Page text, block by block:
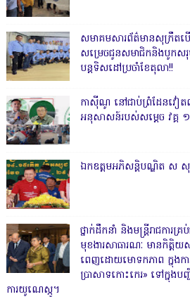
សមាគមសារព័ត៌មានសុក្រឹតប
សម្រេចជូនសមាជិកនិងបូកសរុ
បន្តទិសដៅប្រចាំខែតុលា!!
កាសុីណូ នៅជាប់ព្រំដែនវៀត
អនុសាសន៍របស់សម្ដេច វគ្គ ១
ឯកឧត្តមអភិសន្តិបណ្ឌិត ស
ថ្នាក់ដឹកនាំ និងមន្ត្រីរាជការគ្
មុខងារសាធារណៈ មានកិត្តិយ
ពេញដោយមោទកភាព ក្នុងក
ប្រាសាទកោះកេរ» ទៅក្នុង
ការយូណេស្កូ។